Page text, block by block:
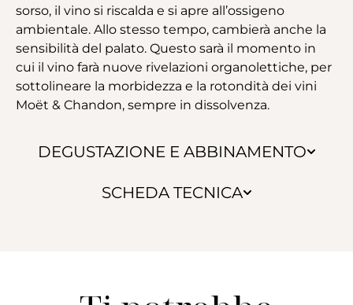
DEGUSTAZIONE E ABBINAMENTO
SCHEDA TECNICA
sorso, il vino si riscalda e si apre all’ossigeno
ambientale. Allo stesso tempo, cambierà anche la
sensibilità del palato. Questo sarà il momento in
cui il vino farà nuove rivelazioni organolettiche, per
sottolineare la morbidezza e la rotondità dei vini
Moët & Chandon, sempre in dissolvenza.